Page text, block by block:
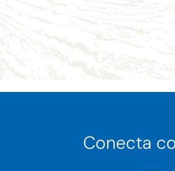
Conecta